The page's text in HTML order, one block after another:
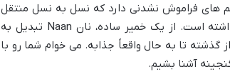
های فراموش نشدنی دارد که نسل به نسل منتقل
شده و از تنورهای باستانی تا سفره های امروزی، حضور پررنگی داشته است. از یک خمیر ساده، نان Naan تبدیل به
گذشته تا به حال واقعاً جذابه. می خوام شما رو با
آشنا بشیم.